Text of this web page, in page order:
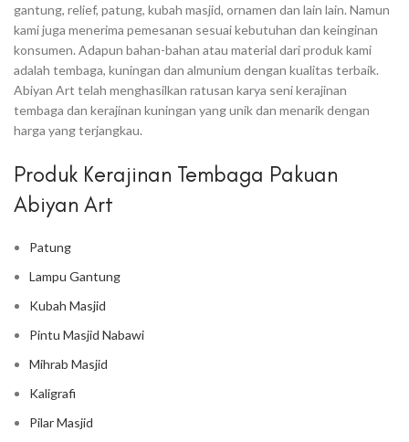
gantung, relief, patung, kubah masjid, ornamen dan lain lain. Namun
kami juga menerima pemesanan sesuai kebutuhan dan keinginan
konsumen. Adapun bahan-bahan atau material dari produk kami
adalah tembaga, kuningan dan almunium dengan kualitas terbaik.
Abiyan Art telah menghasilkan ratusan karya seni kerajinan
tembaga dan kerajinan kuningan yang unik dan menarik dengan
harga yang terjangkau.
Produk Kerajinan Tembaga Pakuan
Abiyan Art
Patung
Lampu Gantung
Kubah Masjid
Pintu Masjid Nabawi
Mihrab Masjid
Kaligrafi
Pilar Masjid